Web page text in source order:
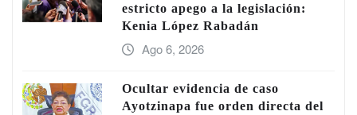
estricto apego a la legislación:
Kenia López Rabadán
Ago 6, 2026
Ocultar evidencia de caso
Ayotzinapa fue orden directa del